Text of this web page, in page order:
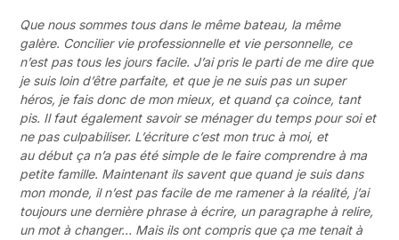
Que nous sommes tous dans le même bateau, la même
galère. Concilier vie professionnelle et vie personnelle, ce
n’est pas tous les jours facile. J’ai pris le parti de me dire que
je suis loin d’être parfaite, et que je ne suis pas un super
héros, je fais donc de mon mieux, et quand ça coince, tant
pis. Il faut également savoir se ménager du temps pour soi et
ne pas culpabiliser. L’écriture c’est mon truc à moi, et
au début ça n’a pas été simple de le faire comprendre à ma
petite famille. Maintenant ils savent que quand je suis dans
mon monde, il n’est pas facile de me ramener à la réalité, j’ai
toujours une dernière phrase à écrire, un paragraphe à relire,
un mot à changer… Mais ils ont compris que ça me tenait à